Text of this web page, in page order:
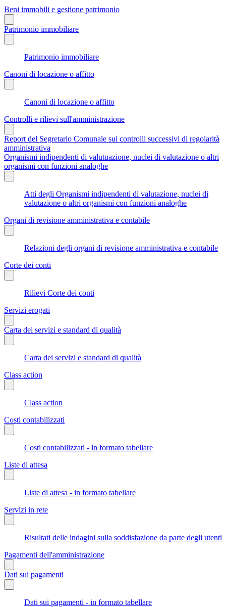
Beni immobili e gestione patrimonio
Patrimonio immobiliare
Patrimonio immobiliare
Canoni di locazione o affitto
Canoni di locazione o affitto
Controlli e rilievi sull'amministrazione
Report del Segretario Comunale sui controlli successivi di regolarità
amministrativa
Organismi indipendenti di valutuazione, nuclei di valutazione o altri
organismi con funzioni analoghe
Atti degli Organismi indipendenti di valutazione, nuclei di
valutazione o altri organismi con funzioni analoghe
Organi di revisione amministrativa e contabile
Relazioni degli organi di revisione amministrativa e contabile
Corte dei conti
Rilievi Corte dei conti
Servizi erogati
Carta dei servizi e standard di qualità
Carta dei servizi e standard di qualità
Class action
Class action
Costi contabilizzati
Costi contabilizzati - in formato tabellare
Liste di attesa
Liste di attesa - in formato tabellare
Servizi in rete
Risultati delle indagini sulla soddisfazione da parte degli utenti
Pagamenti dell'amministrazione
Dati sui pagamenti
Dati sui pagamenti - in formato tabellare